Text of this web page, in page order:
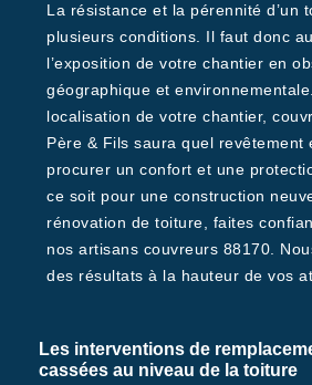
La résistance et la pérennité d’un
plusieurs conditions. Il faut donc
l’exposition de votre chantier en
géographique et
localisation de votre chantier,
Père & Fils saura quel revêtement
procurer un confort et une
ce soit pour une construction
rénovation de toiture, faites
nos artisans couvreurs 88170.
des résultats à la hauteur de vos
Les interventions de
cassées au niveau de la toiture